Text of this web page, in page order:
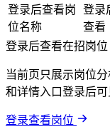
登录后查看岗
位名称
登录
查看
登录后查看在招岗位
当前页只展示岗位
和详情入口登录后可
登录查看岗位